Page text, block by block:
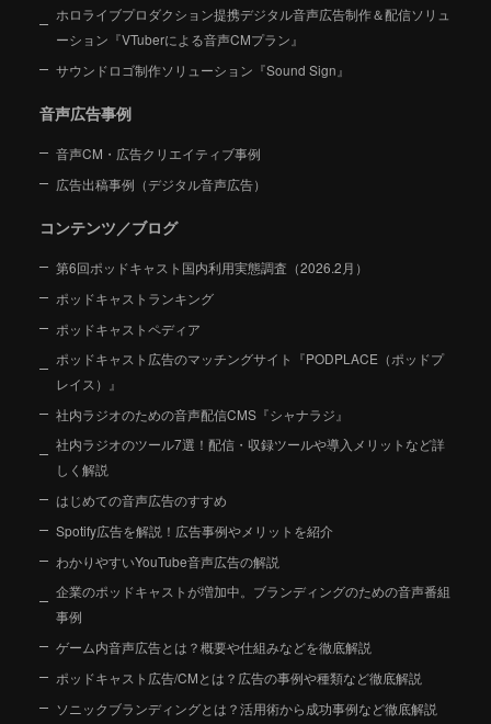
ホロライブプロダクション提携デジタル音声広告制作＆配信ソリュ
ーション 『VTuberによる音声CMプラン』
サウンドロゴ制作ソリューション『Sound Sign』
音声広告事例
音声CM・広告クリエイティブ事例
広告出稿事例（デジタル音声広告）
コンテンツ／ブログ
第6回ポッドキャスト国内利用実態調査（2026.2月）
ポッドキャストランキング
ポッドキャストペディア
ポッドキャスト広告のマッチングサイト『PODPLACE（ポッドプ
レイス）』
社内ラジオのための音声配信CMS『シャナラジ』
社内ラジオのツール7選！配信・収録ツールや導入メリットなど詳
しく解説
はじめての音声広告のすすめ
Spotify広告を解説！広告事例やメリットを紹介
わかりやすいYouTube音声広告の解説
企業のポッドキャストが増加中。ブランディングのための音声番組
事例
ゲーム内音声広告とは？概要や仕組みなどを徹底解説
ポッドキャスト広告/CMとは？広告の事例や種類など徹底解説
ソニックブランディングとは？活用術から成功事例など徹底解説